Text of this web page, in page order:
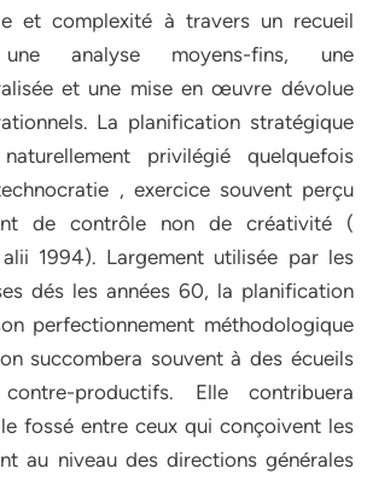
et complexité à travers un recueil
une analyse moyens-fins, une
et une mise en œuvre dévolue
La planification stratégique
privilégié quelquefois
, exercice souvent perçu
de contrôle non de créativité (
1994). Largement utilisée par les
dés les années 60, la planification
perfectionnement méthodologique
succombera souvent à des écueils
contre-productifs. Elle contribuera
fossé entre ceux qui conçoivent les
au niveau des directions générales